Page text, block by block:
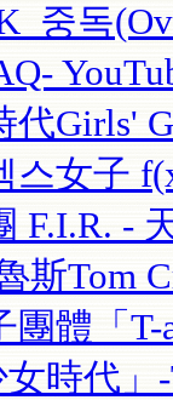
중독
Girls'
女子
F.I.R. -
斯Tom
體「T-
時代」